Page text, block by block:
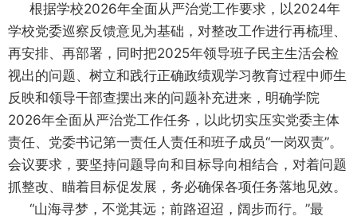
根据学校2026年全面从严治党工作要求，以2024年
学校党委巡察反馈意见为基础，对整改工作进行再梳理、
再安排、再部署，同时把2025年领导班子民主生活会检
视出的问题、树立和践行正确政绩观学习教育过程中师生
反映和领导干部查摆出来的问题补充进来，明确学院
2026年全面从严治党工作任务，以此切实压实党委主体
责任、党委书记第一责任人责任和班子成员“一岗双责”。
会议要求，要坚持问题导向和目标导向相结合，对着问题
抓整改、瞄着目标促发展，务必确保各项任务落地见效。
“山海寻梦，不觉其远；前路迢迢，阔步而行。”最